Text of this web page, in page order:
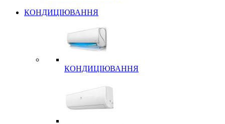
КОНДИЦІЮВАННЯ
КОНДИЦІЮВАННЯ